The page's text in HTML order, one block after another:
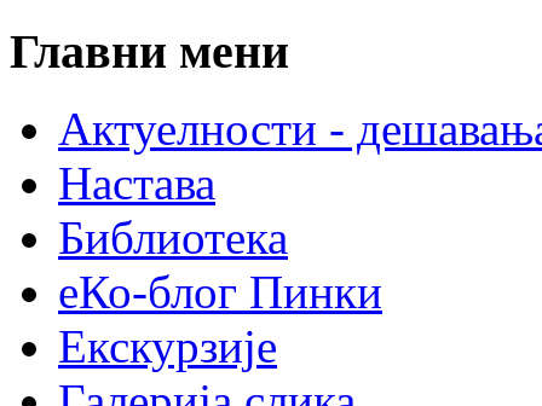
Главни мени
Актуелности -
Настава
Библиотека
еКо-блог Пинки
Екскурзије